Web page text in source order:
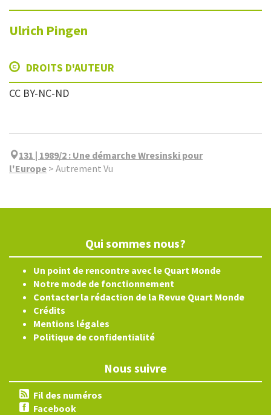
Ulrich Pingen
DROITS D'AUTEUR
CC BY-NC-ND
131 | 1989/2 : Une démarche Wresinski pour
l'Europe > Autrement Vu
Qui sommes nous?
Un point de rencontre avec le Quart Monde
Notre mode de fonctionnement
Contacter la rédaction de la Revue Quart Monde
Crédits
Mentions légales
Politique de confidentialité
Nous suivre
Fil des numéros
Facebook